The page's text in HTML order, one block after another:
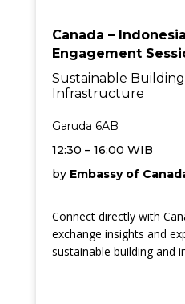
Canada –
Engagement
Sustainable
Infrastructure
Garuda 6AB
12:30 – 16:00 WIB
by Embassy of
Connect directly with
exchange insights and
sustainable building and